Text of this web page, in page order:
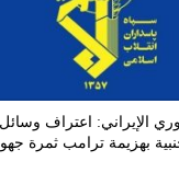
الإيراني: اعتراف وسائل
بهزيمة ترامب ثمرة